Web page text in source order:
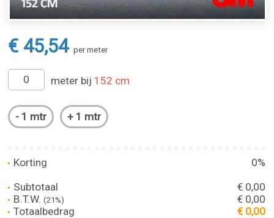
€ 45,54 per meter
meter bij 152 cm
Korting
0%
Subtotaal
€ 0,00
B.T.W.(21%)
€ 0,00
Totaalbedrag
€ 0,00